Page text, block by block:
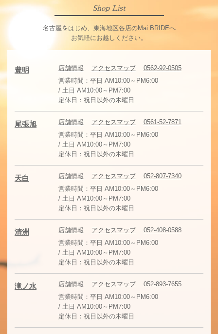
Shop List
名古屋をはじめ、東海地区各店のMai BRIDEへ
お気軽にお越しください。
豊明 店舗情報 アクセスマップ
0562-92-0505
営業時間：平日 AM10:00～PM6:00
/ 土日 AM10:00～PM7:00
定休日：祝日以外の木曜日
尾張旭 店舗情報 アクセスマップ
0561-52-7871
営業時間：平日 AM10:00～PM6:00
/ 土日 AM10:00～PM7:00
定休日：祝日以外の木曜日
天白 店舗情報 アクセスマップ
052-807-7340
営業時間：平日 AM10:00～PM6:00
/ 土日 AM10:00～PM7:00
定休日：祝日以外の木曜日
清洲 店舗情報 アクセスマップ
052-408-0588
営業時間：平日 AM10:00～PM6:00
/ 土日 AM10:00～PM7:00
定休日：祝日以外の木曜日
滝ノ水 店舗情報 アクセスマップ
052-893-7655
営業時間：平日 AM10:00～PM6:00
/ 土日 AM10:00～PM7:00
定休日：祝日以外の木曜日